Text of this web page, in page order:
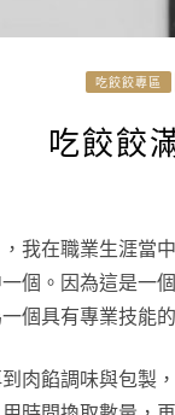
吃餃餃專區
吃餃餃
我在職業生涯當
個。因為這是一
個具有專業技能
肉餡調味與包製